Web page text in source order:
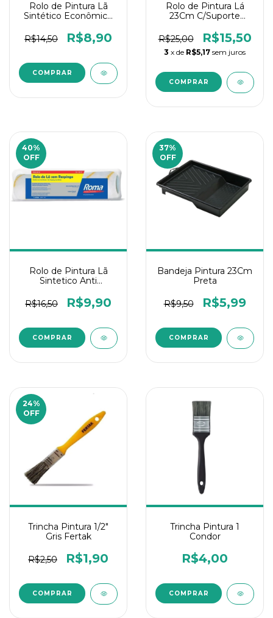
Rolo de Pintura Lã
Sintético Econômico
R$14,50
R$8,90
Rolo de Pintura Lá
23Cm C/Suporte
R$25,00
R$15,50
3 x de R$5,17 sem juros
40%
OFF
Rolo de Pintura Lã
Sintetico Anti
R$16,50
R$9,90
37%
OFF
Bandeja Pintura 23Cm
Preta
R$9,50 R$5,99
24%
OFF
Trincha Pintura 1/2"
Gris Fertak
R$2,50 R$1,90
Trincha Pintura 1
Condor
R$4,00